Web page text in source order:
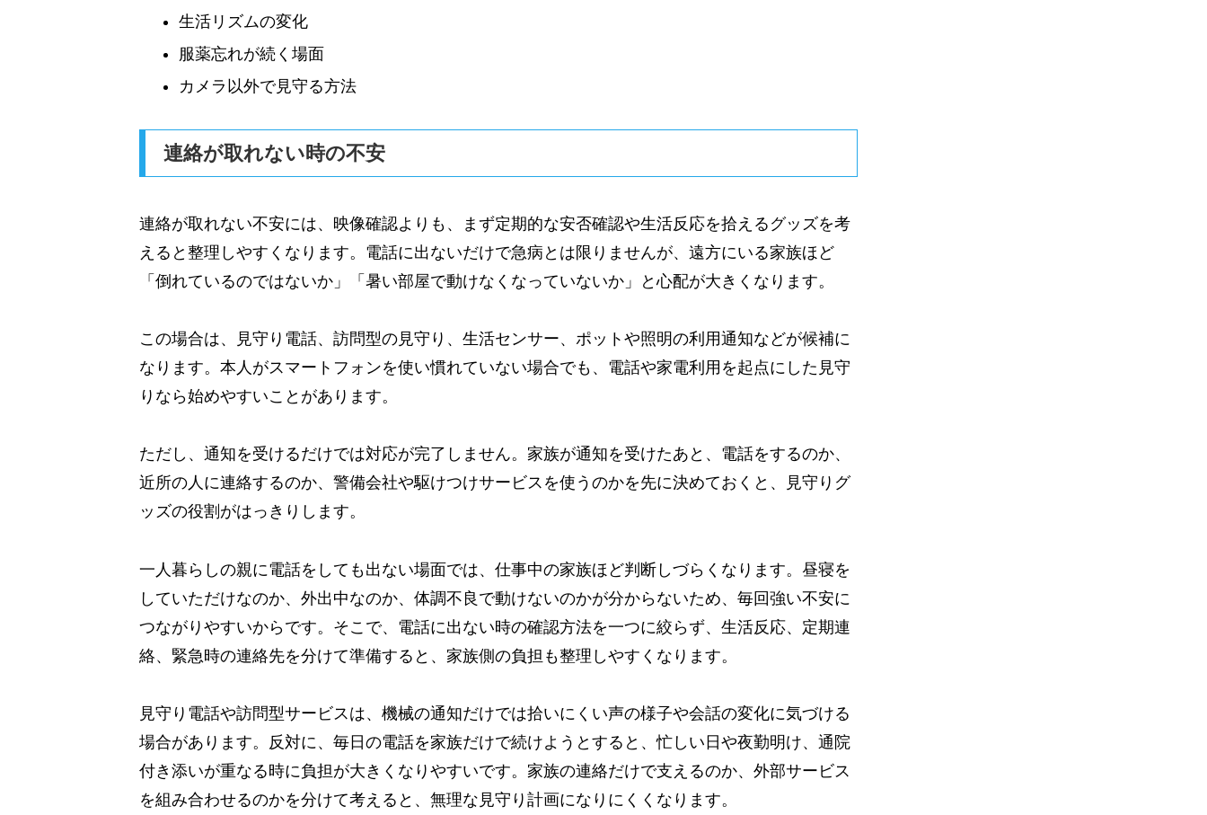
生活リズムの変化
服薬忘れが続く場面
カメラ以外で見守る方法
連絡が取れない時の不安
連絡が取れない不安には、映像確認よりも、まず定期的な安否確認や生活反応を拾えるグッズを考
えると整理しやすくなります。電話に出ないだけで急病とは限りませんが、遠方にいる家族ほど
「倒れているのではないか」「暑い部屋で動けなくなっていないか」と心配が大きくなります。
この場合は、見守り電話、訪問型の見守り、生活センサー、ポットや照明の利用通知などが候補に
なります。本人がスマートフォンを使い慣れていない場合でも、電話や家電利用を起点にした見守
りなら始めやすいことがあります。
ただし、通知を受けるだけでは対応が完了しません。家族が通知を受けたあと、電話をするのか、
近所の人に連絡するのか、警備会社や駆けつけサービスを使うのかを先に決めておくと、見守りグ
ッズの役割がはっきりします。
一人暮らしの親に電話をしても出ない場面では、仕事中の家族ほど判断しづらくなります。昼寝を
していただけなのか、外出中なのか、体調不良で動けないのかが分からないため、毎回強い不安に
つながりやすいからです。そこで、電話に出ない時の確認方法を一つに絞らず、生活反応、定期連
絡、緊急時の連絡先を分けて準備すると、家族側の負担も整理しやすくなります。
見守り電話や訪問型サービスは、機械の通知だけでは拾いにくい声の様子や会話の変化に気づける
場合があります。反対に、毎日の電話を家族だけで続けようとすると、忙しい日や夜勤明け、通院
付き添いが重なる時に負担が大きくなりやすいです。家族の連絡だけで支えるのか、外部サービス
を組み合わせるのかを分けて考えると、無理な見守り計画になりにくくなります。